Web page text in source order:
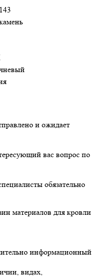
и ожидает
вас вопрос по
обязательно
материалов для кровли
информационный
видах,